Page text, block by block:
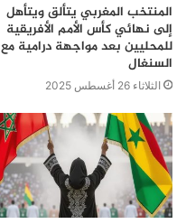
المنتخب المغربي يتألق ويتأهل
إلى نهائي كأس الأمم الأفريقية
للمحليين بعد مواجهة درامية مع
السنغال
الثلاثاء 26 أغسطس 2025